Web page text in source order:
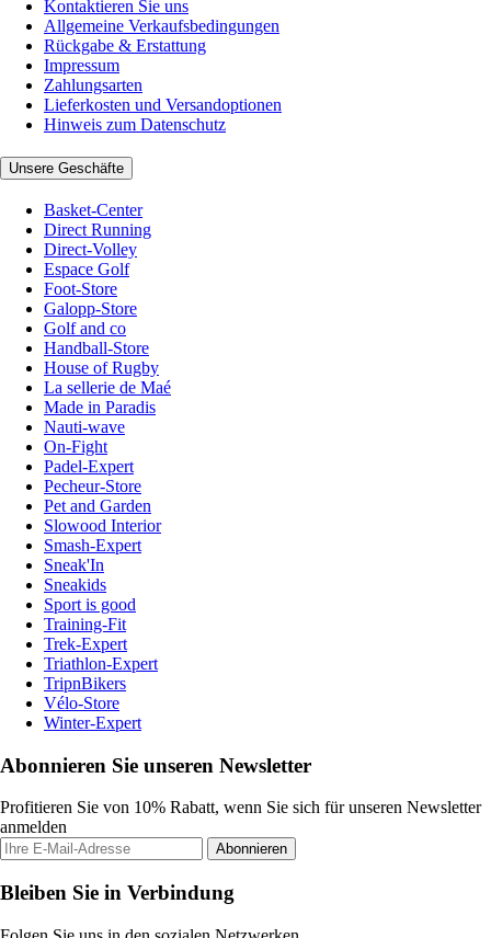
Kontaktieren Sie uns
Allgemeine Verkaufsbedingungen
Rückgabe & Erstattung
Impressum
Zahlungsarten
Lieferkosten und Versandoptionen
Hinweis zum Datenschutz
Unsere Geschäfte
Basket-Center
Direct Running
Direct-Volley
Espace Golf
Foot-Store
Galopp-Store
Golf and co
Handball-Store
House of Rugby
La sellerie de Maé
Made in Paradis
Nauti-wave
On-Fight
Padel-Expert
Pecheur-Store
Pet and Garden
Slowood Interior
Smash-Expert
Sneak'In
Sneakids
Sport is good
Training-Fit
Trek-Expert
Triathlon-Expert
TripnBikers
Vélo-Store
Winter-Expert
Abonnieren Sie unseren Newsletter
Profitieren Sie von 10% Rabatt, wenn Sie sich für unseren Newsletter
anmelden
Abonnieren
Bleiben Sie in Verbindung